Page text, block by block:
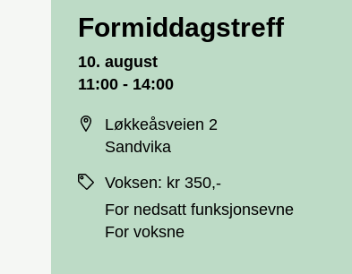
Formiddagstreff
10. august
11:00 - 14:00
Løkkeåsveien 2
Sandvika
Voksen: kr 350,-
For nedsatt funksjonsevne
For voksne